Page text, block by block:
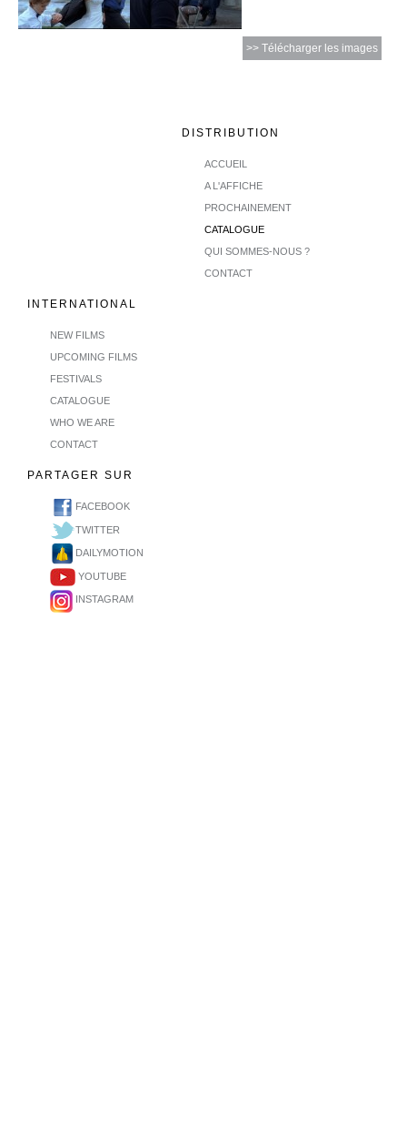
>> Télécharger les images
DISTRIBUTION
ACCUEIL
A L'AFFICHE
PROCHAINEMENT
CATALOGUE
QUI SOMMES-NOUS ?
CONTACT
INTERNATIONAL
NEW FILMS
UPCOMING FILMS
FESTIVALS
CATALOGUE
WHO WE ARE
CONTACT
PARTAGER SUR
FACEBOOK
TWITTER
DAILYMOTION
YOUTUBE
INSTAGRAM